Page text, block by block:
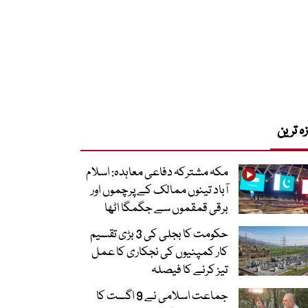
ترین
مکہ مشترکہ دفاعی معاہدہ: اسلام
آباد تینوں ممالک کے پرچموں اور
برقی قمقموں سے جگمگا اٹھا
حکومت کا بجلی کی 3 بڑی تقسیم
کار کمپنیوں کی نجکاری کا عمل
تیز کرنے کا فیصلہ
جماعت اسلامی نے 9 اگست کا